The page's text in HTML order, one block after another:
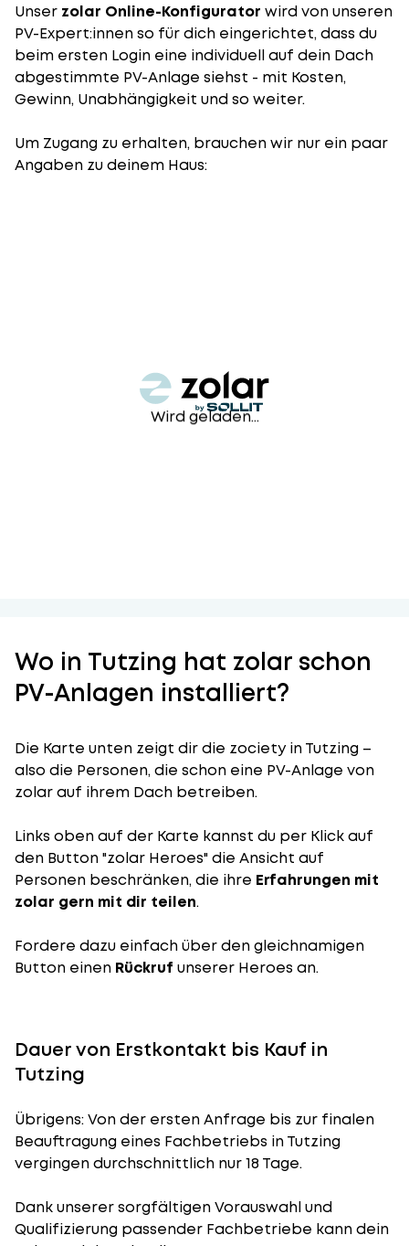
Unser zolar Online-Konfigurator wird von unseren
PV-Expert:innen so für dich eingerichtet, dass du
beim ersten Login eine individuell auf dein Dach
abgestimmte PV-Anlage siehst - mit Kosten,
Gewinn, Unabhängigkeit und so weiter.
Um Zugang zu erhalten, brauchen wir nur ein paar
Angaben zu deinem Haus:
Wird geladen...
Wo in Tutzing hat zolar schon
PV-Anlagen installiert?
Die Karte unten zeigt dir die zociety in Tutzing –
also die Personen, die schon eine PV-Anlage von
zolar auf ihrem Dach betreiben.
Links oben auf der Karte kannst du per Klick auf
den Button "zolar Heroes" die Ansicht auf
Personen beschränken, die ihre Erfahrungen mit
zolar gern mit dir teilen.
Fordere dazu einfach über den gleichnamigen
Button einen Rückruf unserer Heroes an.
Dauer von Erstkontakt bis Kauf in
Tutzing
Übrigens: Von der ersten Anfrage bis zur finalen
Beauftragung eines Fachbetriebs in Tutzing
vergingen durchschnittlich nur 18 Tage.
Dank unserer sorgfältigen Vorauswahl und
Qualifizierung passender Fachbetriebe kann dein